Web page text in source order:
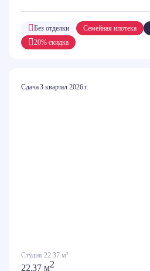
20% скидка
Без отделки Семейная ипотека
Сдача 3 квартал 2026 г.
Студия 22.37 м²
22.37 м2